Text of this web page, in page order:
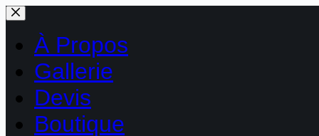
Passer
au
contenuÀ Propos
Gallerie
Devis
Boutique